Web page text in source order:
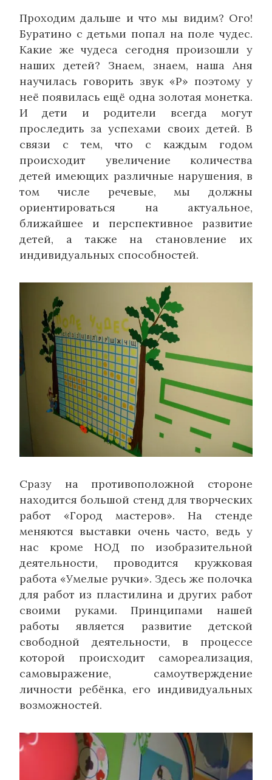
Проходим дальше и что мы видим? Ого!
Буратино с детьми попал на поле чудес.
Какие же чудеса сегодня произошли у
наших детей? Знаем, знаем, наша Аня
научилась говорить звук «Р» поэтому у
неё появилась ещё одна золотая монетка.
И дети и родители всегда могут
проследить за успехами своих детей. В
связи с тем, что с каждым годом
происходит увеличение количества
детей имеющих различные нарушения, в
том числе речевые, мы должны
ориентироваться на актуальное,
ближайшее и перспективное развитие
детей, а также на становление их
индивидуальных способностей.
Сразу на противоположной стороне
находится большой стенд для творческих
работ «Город мастеров». На стенде
меняются выставки очень часто, ведь у
нас кроме НОД по изобразительной
деятельности, проводится кружковая
работа «Умелые ручки». Здесь же полочка
для работ из пластилина и других работ
своими руками. Принципами нашей
работы является развитие детской
свободной деятельности, в процессе
которой происходит самореализация,
самовыражение, самоутверждение
личности ребёнка, его индивидуальных
возможностей.